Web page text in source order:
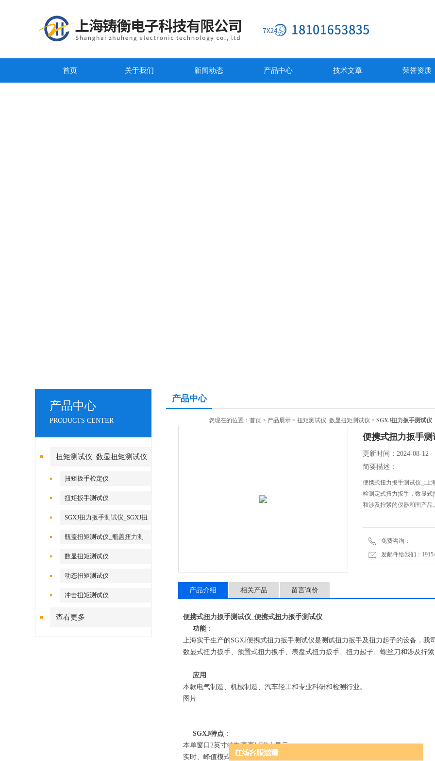
首页 关于我们 新闻动态 产品中心 技术文章 荣誉资质
产品中心
PRODUCTS CENTER
扭矩测试仪_数显扭矩测试仪
扭矩扳手检定仪
扭矩扳手测试仪
SGXJ扭力扳手测试仪_SGXJ扭
力扳手校准仪
瓶盖扭矩测试仪_瓶盖扭力测
试仪
数显扭矩测试仪
动态扭矩测试仪
冲击扭矩测试仪
查看更多
产品中心
您现在的位置： 首页 > 产品展示 > 扭矩测试仪_数显扭矩测试仪 > SGXJ扭力扳手测试仪
便携式扭力扳手测
更新时间：2024-08-12
简要描述：
便携式扭力扳手测试仪_:上
检测定式扭力扳手，数显
和涉及拧紧的仪器和国产品
免费咨询：
发邮件给我们：
产品介绍 相关产品 留言询价
便携式扭力扳手测试仪_便携式扭力扳手测试仪
功能：
上海实干生产的SGXJ便携式扭力扳手测试仪是测试扭力扳手及扭力起子的设备，
数显式扭力扳手、预置式扭力扳手、表盘式扭力扳手、扭力起子、螺丝刀和涉及拧
应用
本款电气制造、机械制造、汽车轻工和专业科研和检测行业。
图片
SGXJ特点 ：
本单窗口2英寸特制高亮LED大显示。
实时、峰值模式可随意切换。